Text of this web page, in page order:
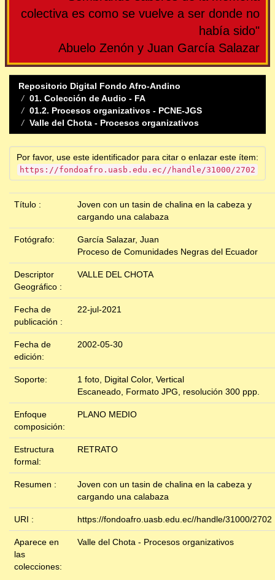
colectiva es como se vuelve a ser donde no
había sido"
Abuelo Zenón y Juan García Salazar
Repositorio Digital Fondo Afro-Andino
01. Colección de Audio - FA
01.2. Procesos organizativos - PCNE-JGS
Valle del Chota - Procesos organizativos
Por favor, use este identificador para citar o enlazar este ítem:
https://fondoafro.uasb.edu.ec//handle/31000/2702
Título :
Joven con un tasin de chalina en la cabeza y
cargando una calabaza
Fotógrafo:
García Salazar, Juan
Proceso de Comunidades Negras del Ecuador
Descriptor
Geográfico :
VALLE DEL CHOTA
Fecha de
publicación :
22-jul-2021
Fecha de
edición:
2002-05-30
Soporte:
1 foto, Digital Color, Vertical
Escaneado, Formato JPG, resolución 300 ppp.
Enfoque
composición:
PLANO MEDIO
Estructura
formal:
RETRATO
Resumen :
Joven con un tasin de chalina en la cabeza y
cargando una calabaza
URI : https://fondoafro.uasb.edu.ec//handle/31000/2702
Aparece en
las
colecciones:
Valle del Chota - Procesos organizativos